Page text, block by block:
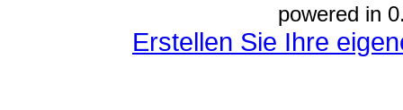
powered in
Erstellen Sie Ihre